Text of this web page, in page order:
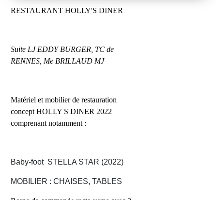
RESTAURANT HOLLY'S DINER
Suite LJ EDDY BURGER, TC de
RENNES, Me BRILLAUD MJ
Matériel et mobilier de restauration
concept HOLLY S DINER 2022
comprenant notamment :
Baby-foot STELLA STAR (2022)
MOBILIER : CHAISES, TABLES